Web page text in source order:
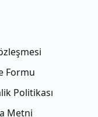
Formu
Politikası
Metni